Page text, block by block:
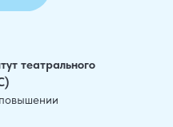
театрального